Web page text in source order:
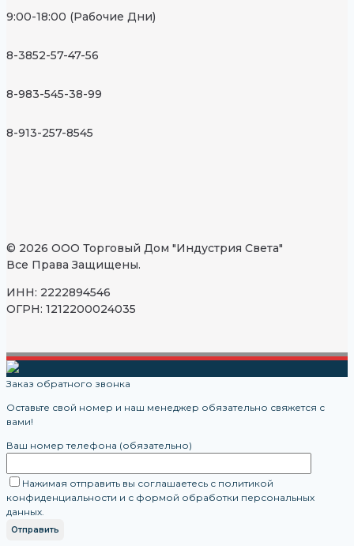
9:00-18:00 (Рабочие Дни)
8-3852-57-47-56
8-983-545-38-99
8-913-257-8545
© 2026 ООО Торговый Дом "Индустрия Света"
Все Права Защищены.
ИНН: 2222894546
ОГРН: 1212200024035
Заказ обратного звонка
Оставьте свой номер и наш менеджер обязательно свяжется с
вами!
Ваш номер телефона (обязательно)
Нажимая отправить вы соглашаетесь с политикой
конфиденциальности и с формой обработки персональных
данных.